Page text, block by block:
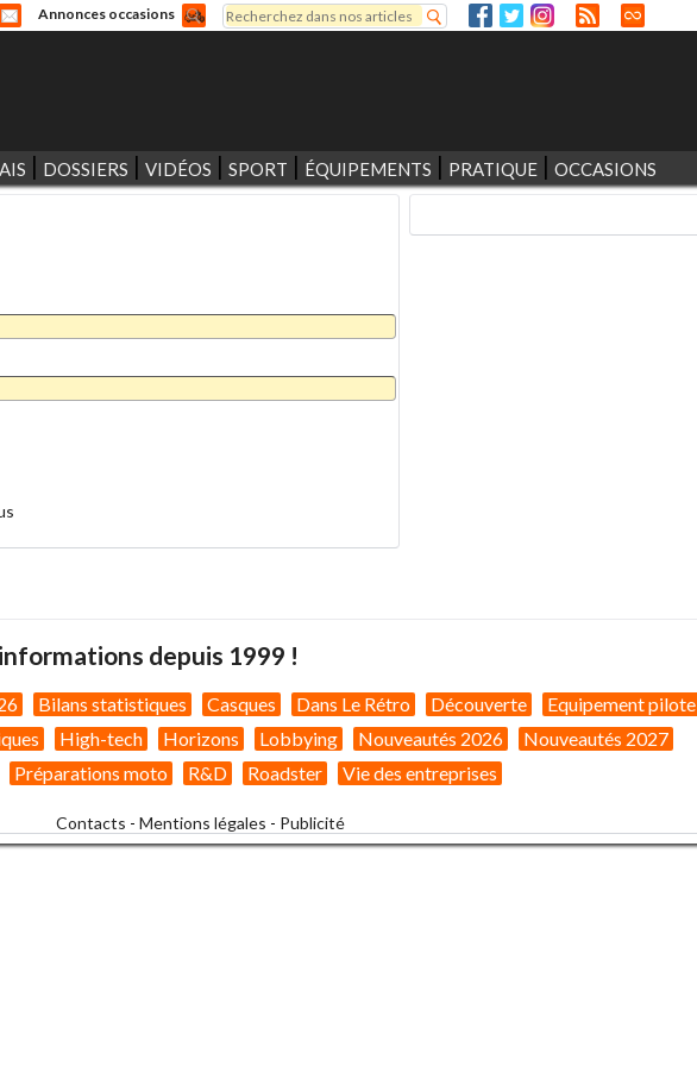
Annonces occasions
Formulaire de recherche
Rechercher
DOSSIERS VIDÉOS SPORT ÉQUIPEMENTS PRATIQUE OCCASIONS
depuis 1999 !
Bilans statistiques Casques Dans Le Rétro Découverte
Equipement pilote
High-tech Horizons Lobbying Nouveautés 2026
Nouveautés 2027
Préparations moto R&D Roadster Vie des entreprises
Contacts - Mentions légales - Publicité